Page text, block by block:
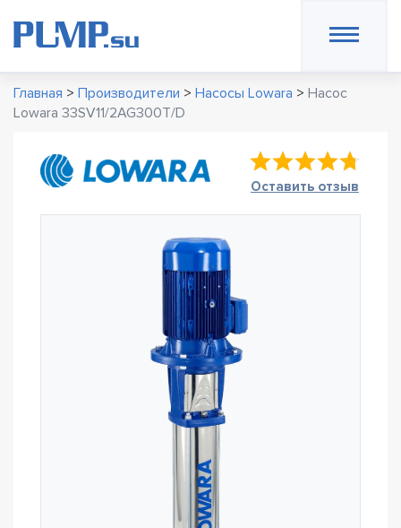
Главная > Производители > Насосы Lowara > Насос
Lowara 33SV11/2AG300T/D
Оставить отзыв